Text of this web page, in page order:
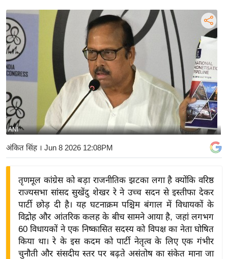
रा
ष्ट्री
य
अं
त
ष्ट्री
य
बि
ज़
ने
द्यो
ANI
अंकित सिंह। Jun 8 2026 12:08PM
तृणमूल कांग्रेस को बड़ा राजनीतिक झटका लगा है क्योंकि वरिष्ठ
राज्यसभा सांसद सुखेंदु शेखर रे ने उच्च सदन से इस्तीफा देकर
पार्टी छोड़ दी है। यह घटनाक्रम पश्चिम बंगाल में विधायकों के
विद्रोह और आंतरिक कलह के बीच सामने आया है, जहां लगभग
60 विधायकों ने एक निष्कासित सदस्य को विपक्ष का नेता घोषित
किया था। रे के इस कदम को पार्टी नेतृत्व के लिए एक गंभीर
चुनौती और संसदीय स्तर पर बढ़ते असंतोष का संकेत माना जा